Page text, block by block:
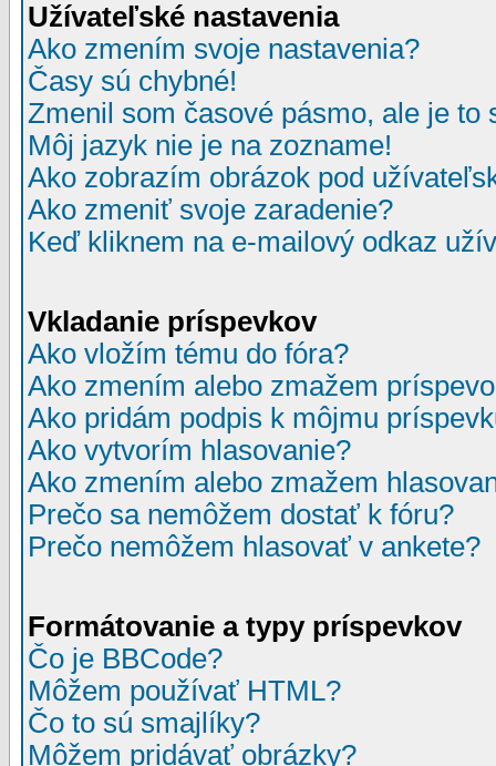
Užívateľské nastavenia
Ako zmením svoje nastavenia?
Časy sú chybné!
Zmenil som časové pásmo, ale je to
Môj jazyk nie je na zozname!
Ako zobrazím obrázok pod
Ako zmeniť svoje zaradenie?
Keď kliknem na e-mailový odkaz
Vkladanie príspevkov
Ako vložím tému do fóra?
Ako zmením alebo zmažem
Ako pridám podpis k môjmu
Ako vytvorím hlasovanie?
Ako zmením alebo zmažem
Prečo sa nemôžem dostať k fóru?
Prečo nemôžem hlasovať v ankete?
Formátovanie a typy príspevkov
Čo je BBCode?
Môžem používať HTML?
Čo to sú smajlíky?
Môžem pridávať obrázky?